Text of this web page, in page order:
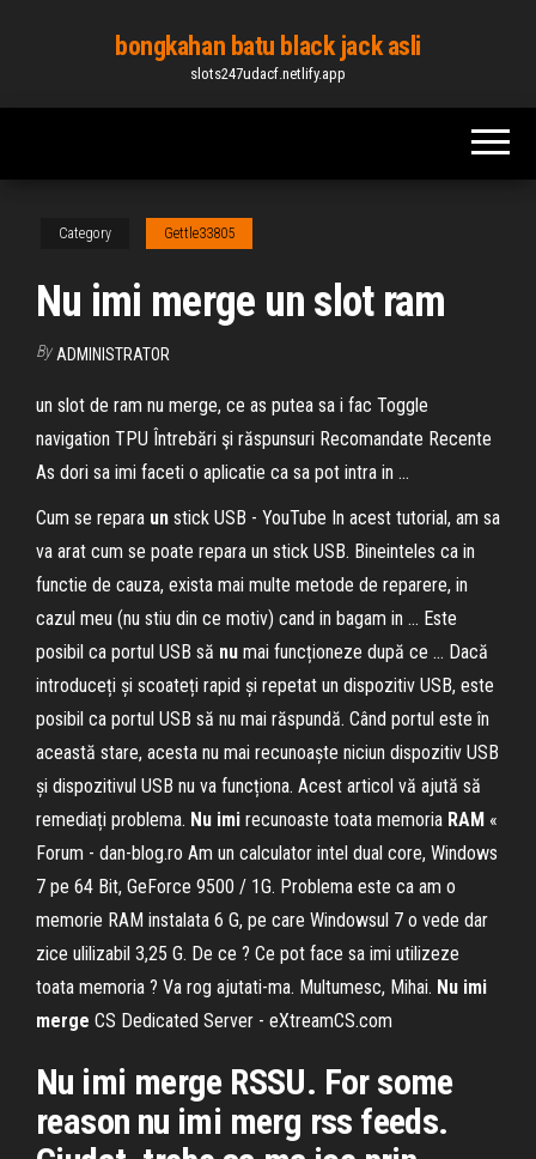
content
bongkahan batu black jack asli
slots247udacf.netlify.app
Category Gettle33805
Nu imi merge un slot ram
By ADMINISTRATOR
un slot de ram nu merge, ce as putea sa i fac Toggle
navigation TPU Întrebări şi răspunsuri Recomandate Recente
As dori sa imi faceti o aplicatie ca sa pot intra in ...
Cum se repara un stick USB - YouTube In acest tutorial, am sa
va arat cum se poate repara un stick USB. Bineinteles ca in
functie de cauza, exista mai multe metode de reparere, in
cazul meu (nu stiu din ce motiv) cand in bagam in ... Este
posibil ca portul USB să nu mai funcționeze după ce ... Dacă
introduceți și scoateți rapid și repetat un dispozitiv USB, este
posibil ca portul USB să nu mai răspundă. Când portul este în
această stare, acesta nu mai recunoaște niciun dispozitiv USB
și dispozitivul USB nu va funcționa. Acest articol vă ajută să
remediați problema. Nu imi recunoaste toata memoria RAM «
Forum - dan-blog.ro Am un calculator intel dual core, Windows
7 pe 64 Bit, GeForce 9500 / 1G. Problema este ca am o
memorie RAM instalata 6 G, pe care Windowsul 7 o vede dar
zice ulilizabil 3,25 G. De ce ? Ce pot face sa imi utilizeze
toata memoria ? Va rog ajutati-ma. Multumesc, Mihai. Nu imi
merge CS Dedicated Server - eXtreamCS.com
Nu imi merge RSSU. For some
reason nu imi merg rss feeds.